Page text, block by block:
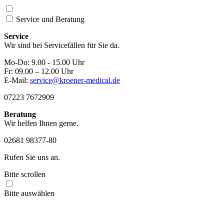
Service und Beratung
Service
Wir sind bei Servicefällen für Sie da.
Mo-Do: 9.00 - 15.00 Uhr
Fr: 09.00 – 12.00 Uhr
E-Mail: service@kroener-medical.de
07223 7672909
Beratung
Wir helfen Ihnen gerne.
02681 98377-80
Rufen Sie uns an.
Bitte scrollen
Bitte auswählen